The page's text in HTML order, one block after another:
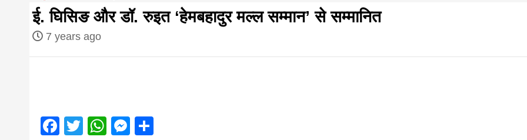
first hindi
magazine of
ई. घिसिङ और डॉ. रुइत ‘हेमबहादुर मल्ल सम्मान’ से सम्मानित
7 years ago
Facebook
TwitterWhatsApp
Messenger
आज का पंचांग: आज दिनांक 5 अगस्त 2026 बुधवार शुभसंवत् 2083